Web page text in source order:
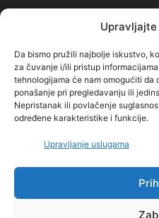
Da bismo pružili najbolje iskustvo,
za čuvanje i/ili pristup
tehnologijama će nam omogućiti da
ponašanje pri pregledavanju ili
Nepristanak ili povlačenje
određene karakteristike i funkcije.
Upravljanje uslugama
O
IMPRESSUM Politika